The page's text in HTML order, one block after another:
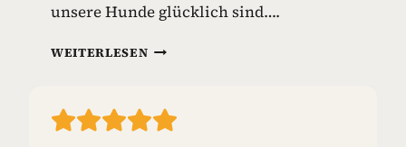
unsere Hunde glücklich sind….
WEITERLESENS
E